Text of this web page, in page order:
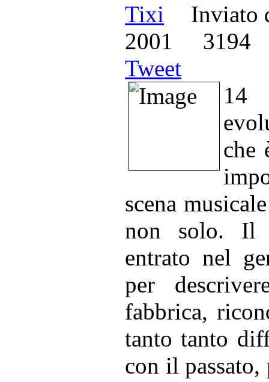
Inviato
2001 3194
Tweet
14
che
scena
non solo. Il
entrato nel
per
fabbrica,
tanto tanto
con il